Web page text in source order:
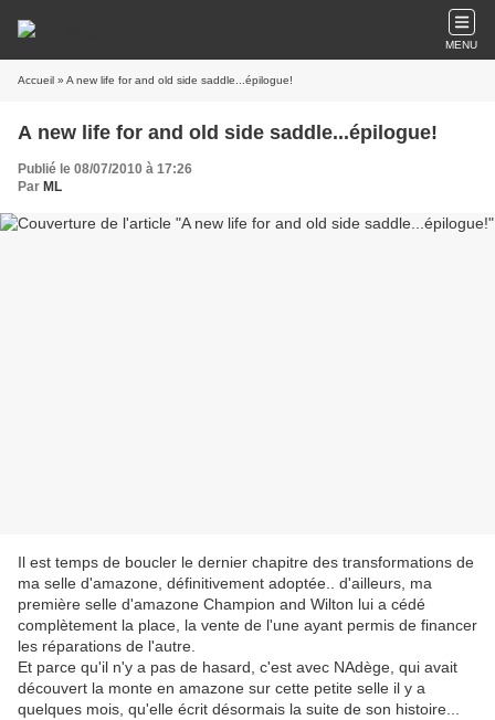
MENU
Accueil » A new life for and old side saddle...épilogue!
A new life for and old side saddle...épilogue!
Publié le 08/07/2010 à 17:26
Par ML
Il est temps de boucler le dernier chapitre des transformations de
ma selle d'amazone, définitivement adoptée.. d'ailleurs, ma
première selle d'amazone Champion and Wilton lui a cédé
complètement la place, la vente de l'une ayant permis de financer
les réparations de l'autre.
Et parce qu'il n'y a pas de hasard, c'est avec NAdège, qui avait
découvert la monte en amazone sur cette petite selle il y a
quelques mois, qu'elle écrit désormais la suite de son histoire...